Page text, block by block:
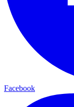
Facebook